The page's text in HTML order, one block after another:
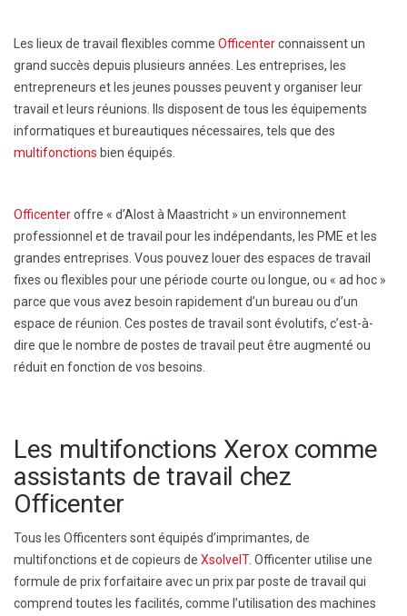
Les lieux de travail flexibles comme Officenterconnaissent un
grand succès depuis plusieurs années. Les entreprises, les
entrepreneurs et les jeunes pousses peuvent y organiser leur
travail et leurs réunions. Ils disposent de tous les équipements
informatiques et bureautiques nécessaires, tels que des
multifonctions bien équipés.
Officenteroffre « d’Alost à Maastricht » un environnement
professionnel et de travail pour les indépendants, les PME et les
grandes entreprises. Vous pouvez louer des espaces de travail
fixes ou flexibles pour une période courte ou longue, ou « ad hoc »
parce que vous avez besoin rapidement d’un bureau ou d’un
espace de réunion. Ces postes de travail sont évolutifs, c’est-à-
dire que le nombre de postes de travail peut être augmenté ou
réduit en fonction de vos besoins.
Les multifonctions Xerox comme
assistants de travail chez
Officenter
Tous les Officenters sont équipés d’imprimantes, de
multifonctions et de copieurs de XsolveIT. Officenter utilise une
formule de prix forfaitaire avec un prix par poste de travail qui
comprend toutes les facilités, comme l’utilisation des machines